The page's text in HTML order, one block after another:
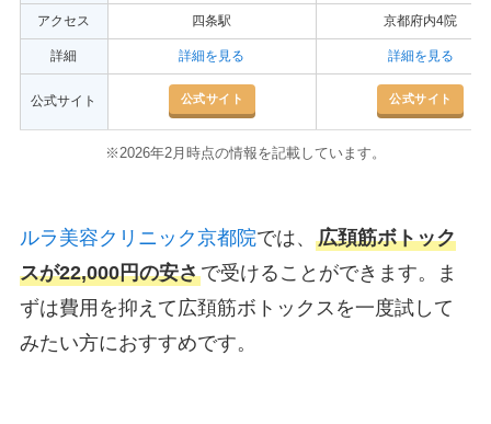
アクセス 四条駅 京都府内4院
詳細 詳細を見る 詳細を見る
公式サイト 公式サイト 公式サイト
※2026年2月時点の情報を記載しています。
ルラ美容クリニック京都院では、 広頚筋ボトック
スが22,000円の安さで受けることができます。ま
ずは費用を抑えて広頚筋ボトックスを一度試して
みたい方におすすめです。